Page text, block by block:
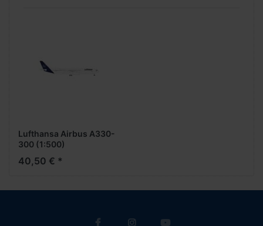
Lufthansa Airbus A330-
300 (1:500)
40,50 € *